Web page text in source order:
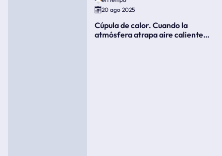
20 ago 2025
Cúpula de calor. Cuando la
atmósfera atrapa aire caliente